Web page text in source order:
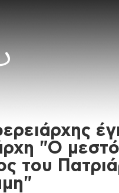
"Ο
του